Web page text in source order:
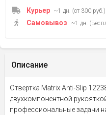
Курьер ~1 дн. (от 300 руб.)
Самовывоз ~1 дн.
Описание
Отвертка Matrix Anti-Slip
двухкомпонентной
профессиональные задачи